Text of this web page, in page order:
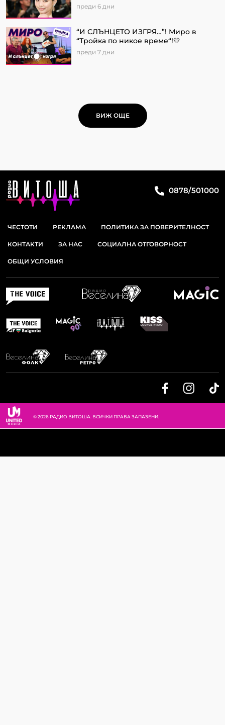
преди 6 дни
“И СЛЪНЦЕТО ИЗГРЯ…”! Миро в
“Тройка по никое време“!💛
преди 7 дни
ВИЖ ОЩЕ
0878/501000
ЧЕСТОТИ РЕКЛАМА ПОЛИТИКА ЗА ПОВЕРИТЕЛНОСТ
КОНТАКТИ ЗА НАС СОЦИАЛНА ОТГОВОРНОСТ
ОБЩИ УСЛОВИЯ
© 2026 РАДИО ВИТОША. ВСИЧКИ ПРАВА ЗАПАЗЕНИ.